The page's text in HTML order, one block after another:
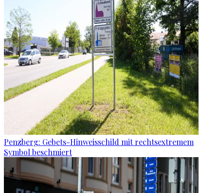
Penzberg: Gebets-Hinweisschild mit rechtsextremem
Symbol beschmiert